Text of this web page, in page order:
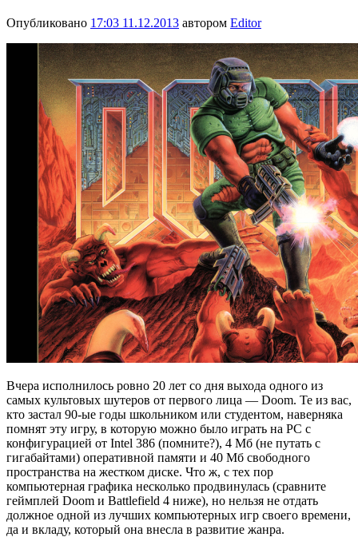
Опубликовано 17:03 11.12.2013 автором Editor
Вчера исполнилось ровно 20 лет со дня выхода одного из
самых культовых шутеров от первого лица — Doom. Те из вас,
кто застал 90-ые годы школьником или студентом, наверняка
помнят эту игру, в которую можно было играть на PC с
конфигурацией от Intel 386 (помните?), 4 Мб (не путать с
гигабайтами) оперативной памяти и 40 Мб свободного
пространства на жестком диске. Что ж, с тех пор
компьютерная графика несколько продвинулась (сравните
геймплей Doom и Battlefield 4 ниже), но нельзя не отдать
должное одной из лучших компьютерных игр своего времени,
да и вкладу, который она внесла в развитие жанра.